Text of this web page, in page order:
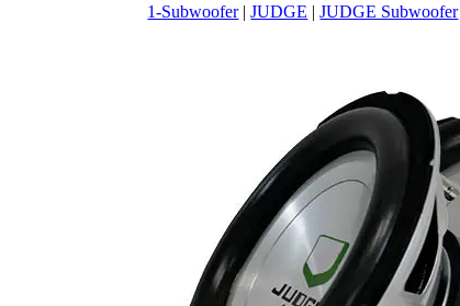
1-Subwoofer|JUDGE |JUDGE Subwoofer